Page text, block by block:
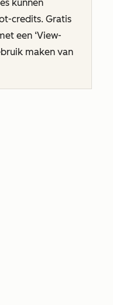
kunnen
credits. Gratis
een ‘View-
maken van